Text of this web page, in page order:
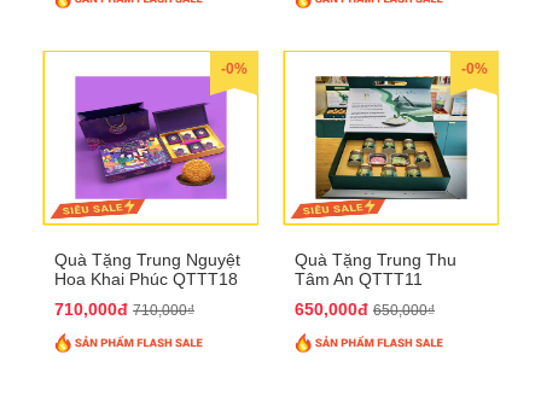
-0%
Quà Tặng Trung Nguyệt
Hoa Khai Phúc QTTT18
710,000đ 710,000₫
-0%
Quà Tặng Trung Thu
Tâm An QTTT11
650,000đ 650,000₫